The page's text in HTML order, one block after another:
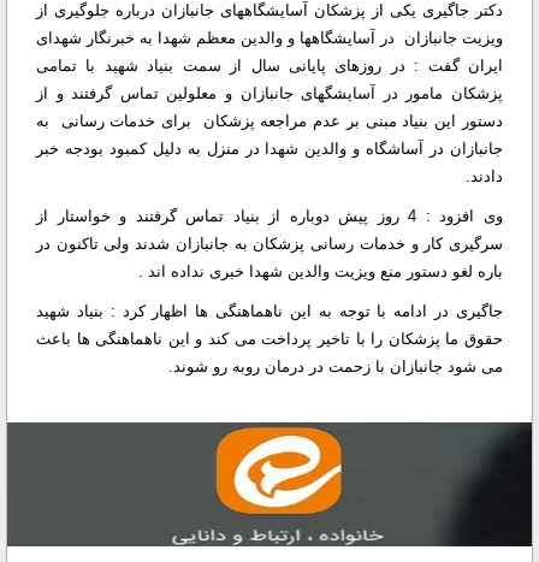
دکتر جاگیری یکی از پزشکان آسایشگاههای جانبازان درباره جلوگیری از
ویزیت جانبازان در آسایشگاهها و والدین معظم شهدا به خبرنگار شهدای
ایران گفت : در روزهای پایانی سال از سمت بنیاد شهید با تمامی
پزشکان مامور در آسایشگهای جانبازان و معلولین تماس گرفتند و از
دستور این بنیاد مبنی بر عدم مراجعه پزشکان برای خدمات رسانی به
جانبازان در آساشگاه و والدین شهدا در منزل به دلیل کمبود بودجه خبر
دادند.
وی افزود : 4 روز پیش دوباره از بنیاد تماس گرفتند و خواستار از
سرگیری کار و خدمات رسانی پزشکان به جانبازان شدند ولی تاکنون در
باره لغو دستور منع ویزیت والدین شهدا خبری نداده اند .
جاگیری در ادامه با توجه به این ناهماهنگی ها اظهار کرد : بنیاد شهید
حقوق ما پزشکان را با تاخیر پرداخت می کند و این ناهماهنگی ها باعث
می شود جانبازان با زحمت در درمان روبه رو شوند.